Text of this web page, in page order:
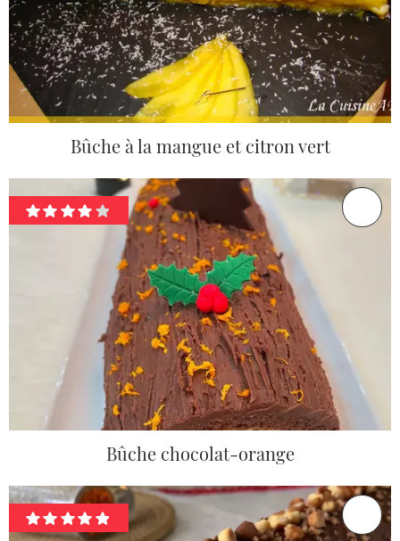
Bûche à la mangue et citron vert
Bûche chocolat-orange